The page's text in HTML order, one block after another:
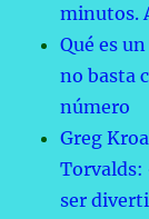
minutos.
Qué es
no basta
número
Greg
Torvalds:
ser